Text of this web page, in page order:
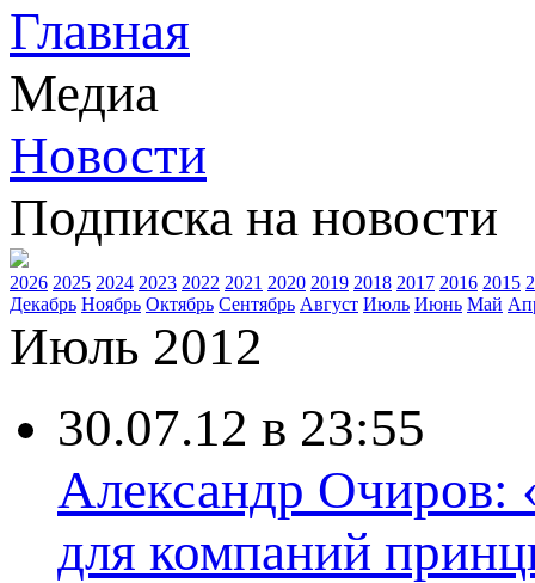
Главная
Медиа
Новости
Подписка на новости
2026 2025 2024 2023 2022 2021 2020 2019 2018 2017 2016 2015
Декабрь Ноябрь Октябрь Сентябрь Август Июль Июнь Май
Июль 2012
30.07.12 в 23:55
Александр Очиров:
для компаний